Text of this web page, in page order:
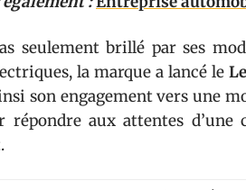
seulement brillé par ses
la marque a lancé le
son engagement vers une
répondre aux attentes